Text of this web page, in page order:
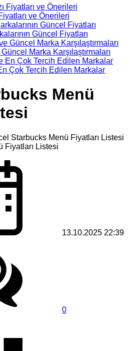
ve Önerileri
Güncel Fiyatları
Marka Karşılaştırmaları
Çok Tercih Edilen Markalar
Menü
Starbucks Menü Fiyatları Listesi
13.10.2025 22:39
0